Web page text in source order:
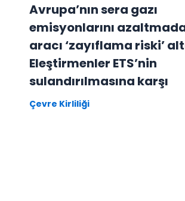
Avrupa’nın sera gazı
emisyonlarını
aracı ‘zayıflama riski’
Eleştirmenler ETS’nin
sulandırılmasına karşı
Çevre Kirliliği